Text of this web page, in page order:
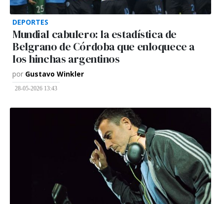
DEPORTES
Mundial cabulero: la estadística de
Belgrano de Córdoba que enloquece a
los hinchas argentinos
por Gustavo Winkler
28-05-2026 13:43